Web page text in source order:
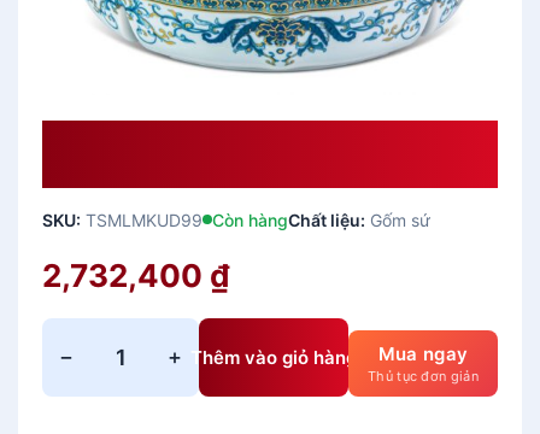
SKU: TSMLMKUD99 Còn hàngChất liệu: Gốm sứ
2,732,400 ₫
−
h
+ Thêm vào giỏ hàng Mua ngay
Thủ tục đơn giản